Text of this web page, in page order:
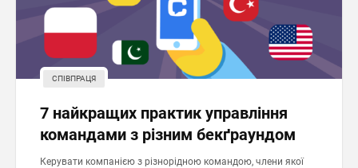
СПІВПРАЦЯ
7 найкращих практик управління
командами з різним бекґраундом
Керувати компанією з різнорідною командою, члени якої